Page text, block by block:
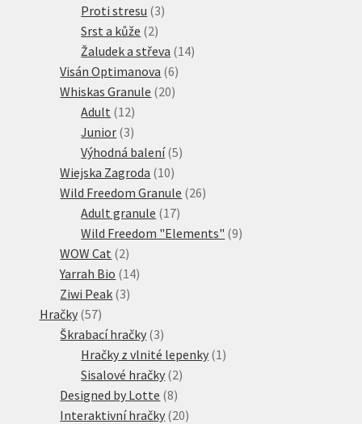
Proti stresu 33
Srst a kůže 22
produkty
Žaludek a střeva 1414
Visán Optimanova 66
produktů
Whiskas Granule 2020
Adult 1212
produktů
Junior 33
produkty
Výhodná balení 55
Wiejska Zagroda 1010
produktů
Wild Freedom Granule 2626
Adult granule 1717
produktů
Wild Freedom "Elements" 99
WOW Cat 22
produkty
Yarrah Bio 1414
Ziwi Peak 33
Hračky 5757
produktů
Škrabací hračky 33
produkty
Hračky z vlnité lepenky 1 1
Sisalové hračky 22
Designed by Lotte 88
produktů
Interaktivní hračky 2020